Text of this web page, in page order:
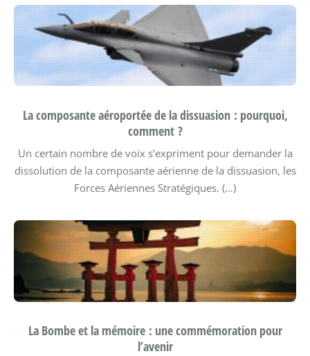
La composante aéroportée de la dissuasion : pourquoi,
comment ?
Un certain nombre de voix s’expriment pour demander la
dissolution de la composante aérienne de la dissuasion, les
Forces Aériennes Stratégiques. (…)
La Bombe et la mémoire : une commémoration pour
l’avenir